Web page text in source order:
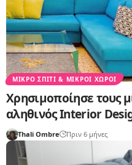
ΜΙΚΡΌ ΣΠΊΤΙ & ΜΙΚΡΟΊ ΧΏΡΟΙ
Χρησιμοποίησε τους
αληθινός Interior
Thali Ombre Πριν 6 μήνες